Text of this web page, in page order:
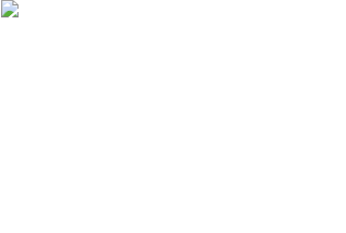
Ingenieurgesellschaft